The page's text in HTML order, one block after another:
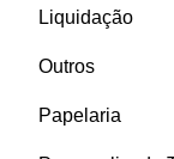
Liquidação
Outros
Papelaria